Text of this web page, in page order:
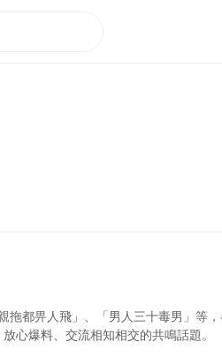
都畀人飛」、「男人三十毒男」等
心爆料、交流相知相交的共鳴話題。